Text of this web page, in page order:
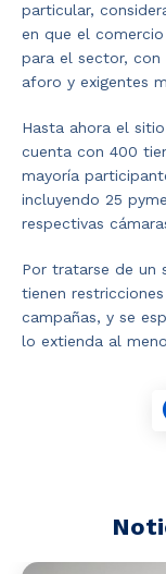
particular,
en que el
para el sector, con
aforo y exigentes
Hasta ahora el
cuenta con 400
mayoría
incluyendo 25
respectivas
Por tratarse de un
tienen
campañas, y se
lo extienda al